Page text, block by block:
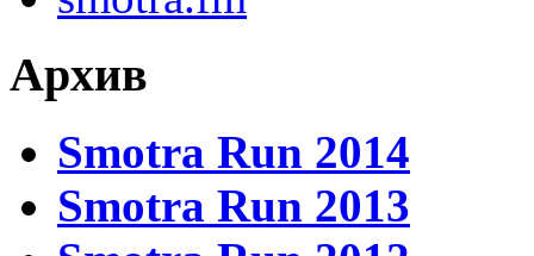
Архив
Smotra Run 2014
Smotra Run 2013